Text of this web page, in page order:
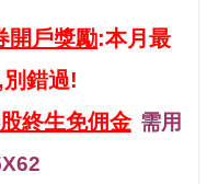
開戶獎勵:本月最
錯過!
終生免佣金 需用